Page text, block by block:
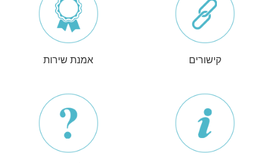
קישורים אמנת שירות